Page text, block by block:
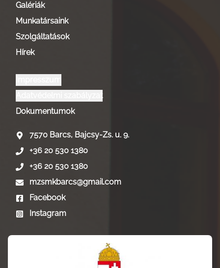
Galériák
Munkatársaink
Szolgáltatások
Hírek
Dokumentumok
7570 Barcs, Bajcsy-Zs. u. 9.
+36 20 530 1380
+36 20 530 1380
mzsmkbarcs@gmail.com
Facebook
Instagram